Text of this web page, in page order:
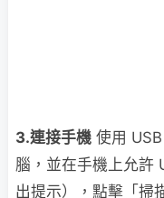
3.連接手機 使用
腦，並在手機上允許
出提示），點擊「掃